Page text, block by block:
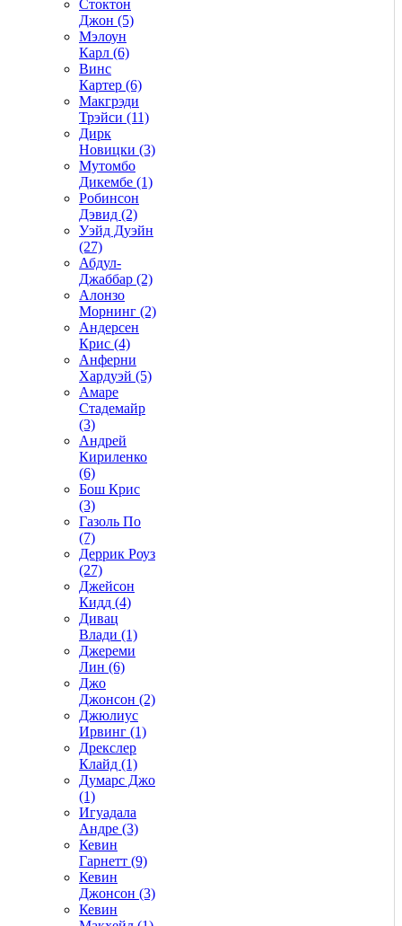
Стоктон
Джон (5)
Мэлоун
Карл (6)
Винс
Картер (6)
Макгрэди
Трэйси (11)
Дирк
Новицки (3)
Мутомбо
Дикембе (1)
Робинсон
Дэвид (2)
Уэйд Дуэйн
(27)
Абдул-
Джаббар (2)
Алонзо
Морнинг (2)
Андерсен
Крис (4)
Анферни
Xардуэй (5)
Амаре
Стадемайр
(3)
Андрей
Кириленко
(6)
Бош Крис
(3)
Газоль По
(7)
Деррик Роуз
(27)
Джейсон
Кидд (4)
Дивац
Влади (1)
Джереми
Лин (6)
Джо
Джонсон (2)
Джюлиус
Ирвинг (1)
Дрекслер
Клайд (1)
Думарс Джо
(1)
Игуадала
Андре (3)
Кевин
Гарнетт (9)
Кевин
Джонсон (3)
Кевин